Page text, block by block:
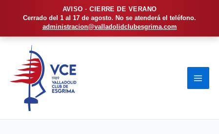
AVISO · CIERRE DE VERANO
Cerrado del 1 al 17 de agosto. No se atenderá el teléfono.
administracion@valladolidclubesgrima.com
contenido